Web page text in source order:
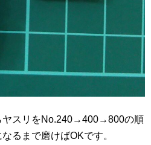
ヤスリをNo.240→400→800の順
るまで磨けばOKです。